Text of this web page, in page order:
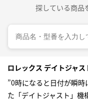
探している商品
ロレックス デイトジャ
”0時になると日付が瞬
た「デイトジャスト」機